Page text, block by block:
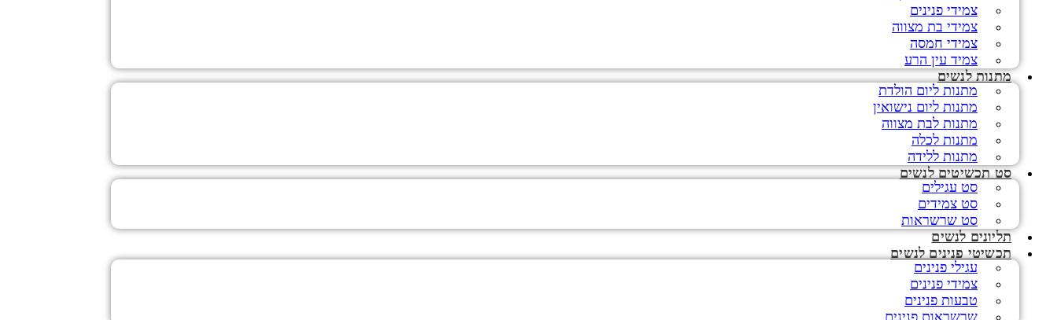
צמידי פנינים
צמידי בת מצווה
צמידי חמסה
צמיד עין הרע
מתנות לנשים
מתנות ליום הולדת
מתנות ליום נישואין
מתנות לבת מצווה
מתנות לכלה
מתנות ללידה
סט תכשיטים לנשים
סט עגילים
סט צמידים
סט שרשראות
תליונים לנשים
תכשיטי פנינים לנשים
עגילי פנינים
צמידי פנינים
טבעות פנינים
שרשראות פנינים